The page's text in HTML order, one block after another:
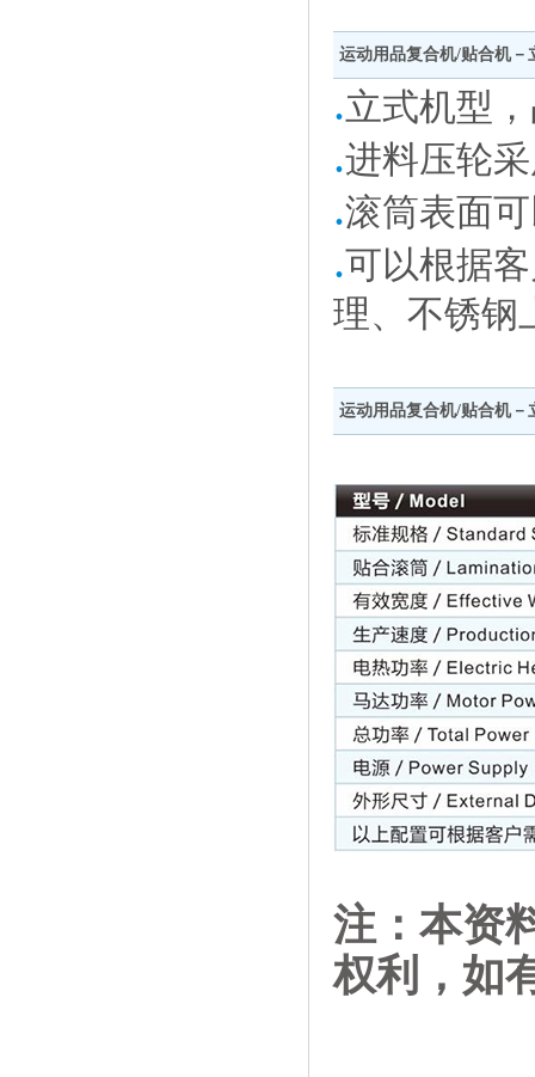
运动用品复合机/贴合机－
.立式机型
.进料压轮
.滚筒表面
.可以根据
理、不锈
运动用品复合机/贴合机－
注：本资
权利，如